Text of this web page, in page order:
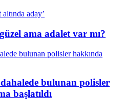
ama adalet var mı?
bulunan polisler
başlatıldı